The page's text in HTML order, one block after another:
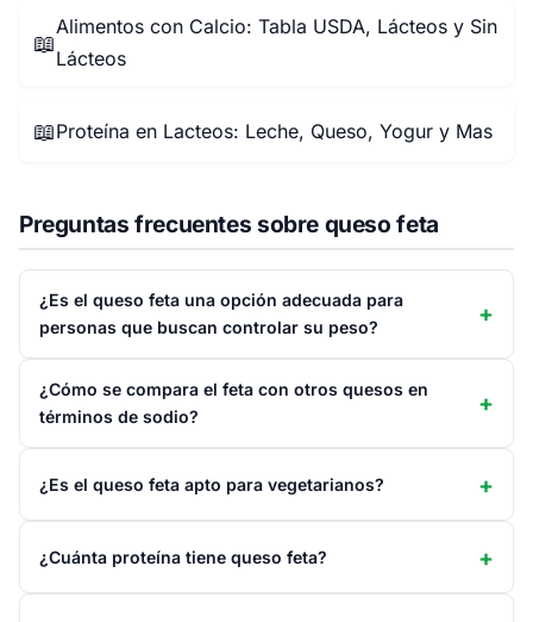
📖
Alimentos con Calcio: Tabla USDA, Lácteos y Sin
Lácteos
📖Proteína en Lacteos: Leche, Queso, Yogur y Mas
Preguntas frecuentes sobre queso feta
¿Es el queso feta una opción adecuada para
personas que buscan controlar su peso?
¿Cómo se compara el feta con otros quesos en
términos de sodio?
¿Es el queso feta apto para vegetarianos?
¿Cuánta proteína tiene queso feta?